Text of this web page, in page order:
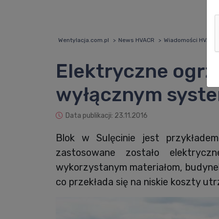
Wentylacja.com.pl News HVACR Wiadomości HVACR
Elektryczne
wyłącznym
Data publikacji: 23.11.2016
Blok w Sulęcinie jest
zastosowane zostało
wykorzystanym materiałom,
co przekłada się na niskie koszty